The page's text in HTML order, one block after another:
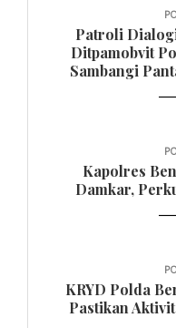
Patroli
Ditpamobvit
Sambangi
Kapolres
Damkar,
KRYD Polda
Pastikan